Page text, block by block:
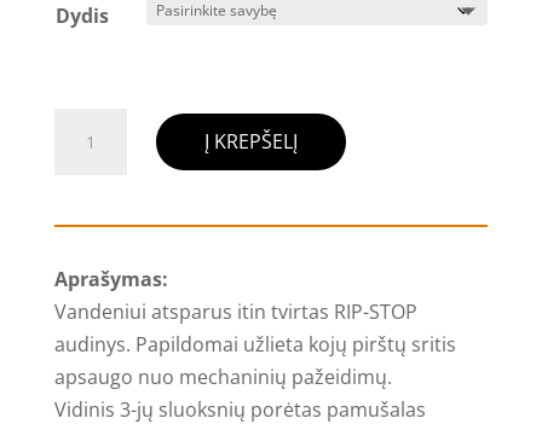
Dydis
kiekis:
batai
Boulder
S3
SRC
Olive
Į KREPŠELĮ
Aprašymas:
Vandeniui atsparus itin tvirtas RIP-STOP
audinys. Papildomai užlieta kojų pirštų sritis
apsaugo nuo mechaninių pažeidimų.
Vidinis 3-jų sluoksnių porėtas pamušalas